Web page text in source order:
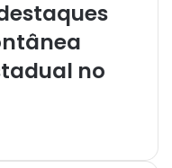
no